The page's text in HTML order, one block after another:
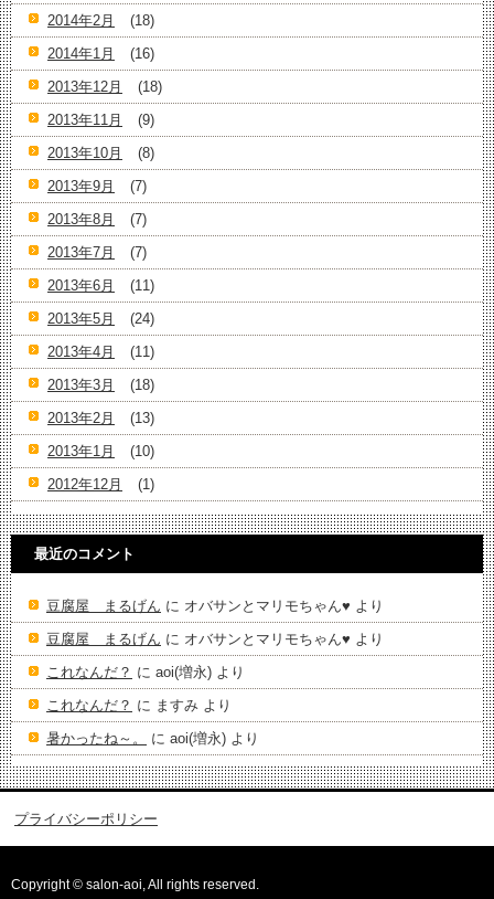
2014年2月
(18)
2014年1月
(16)
2013年12月
(18)
2013年11月
(9)
2013年10月
(8)
2013年9月
(7)
2013年8月
(7)
2013年7月
(7)
2013年6月
(11)
2013年5月
(24)
2013年4月
(11)
2013年3月
(18)
2013年2月
(13)
2013年1月
(10)
2012年12月
(1)
最近のコメント
豆腐屋 まるげん に オバサンとマリモちゃん♥️ より
豆腐屋 まるげん に オバサンとマリモちゃん♥️ より
これなんだ？ に aoi(増永) より
これなんだ？ に ますみ より
暑かったね～。
に aoi(増永) より
プライバシーポリシー
Copyright © salon-aoi, All rights reserved.